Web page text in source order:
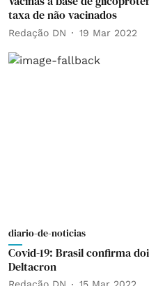
taxa de não vacinados
Redação DN 19 Mar 2022
diario-de-noticias
Covid-19: Brasil confirma
Deltacron